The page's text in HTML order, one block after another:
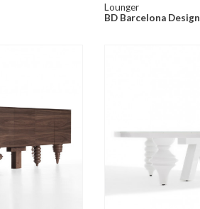
Lounger
BD Barcelona Design